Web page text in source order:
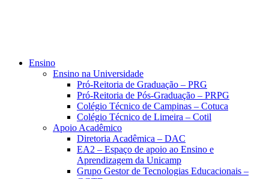
Ensino
Ensino na Universidade
Pró-Reitoria de Graduação – PRG
Pró-Reitoria de Pós-Graduação – PRPG
Colégio Técnico de Campinas – Cotuca
Colégio Técnico de Limeira – Cotil
Apoio Acadêmico
Diretoria Acadêmica – DAC
EA2 – Espaço de apoio ao Ensino e
Aprendizagem da Unicamp
Grupo Gestor de Tecnologias Educacionais –